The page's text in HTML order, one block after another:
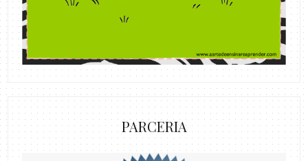
PARCERIA